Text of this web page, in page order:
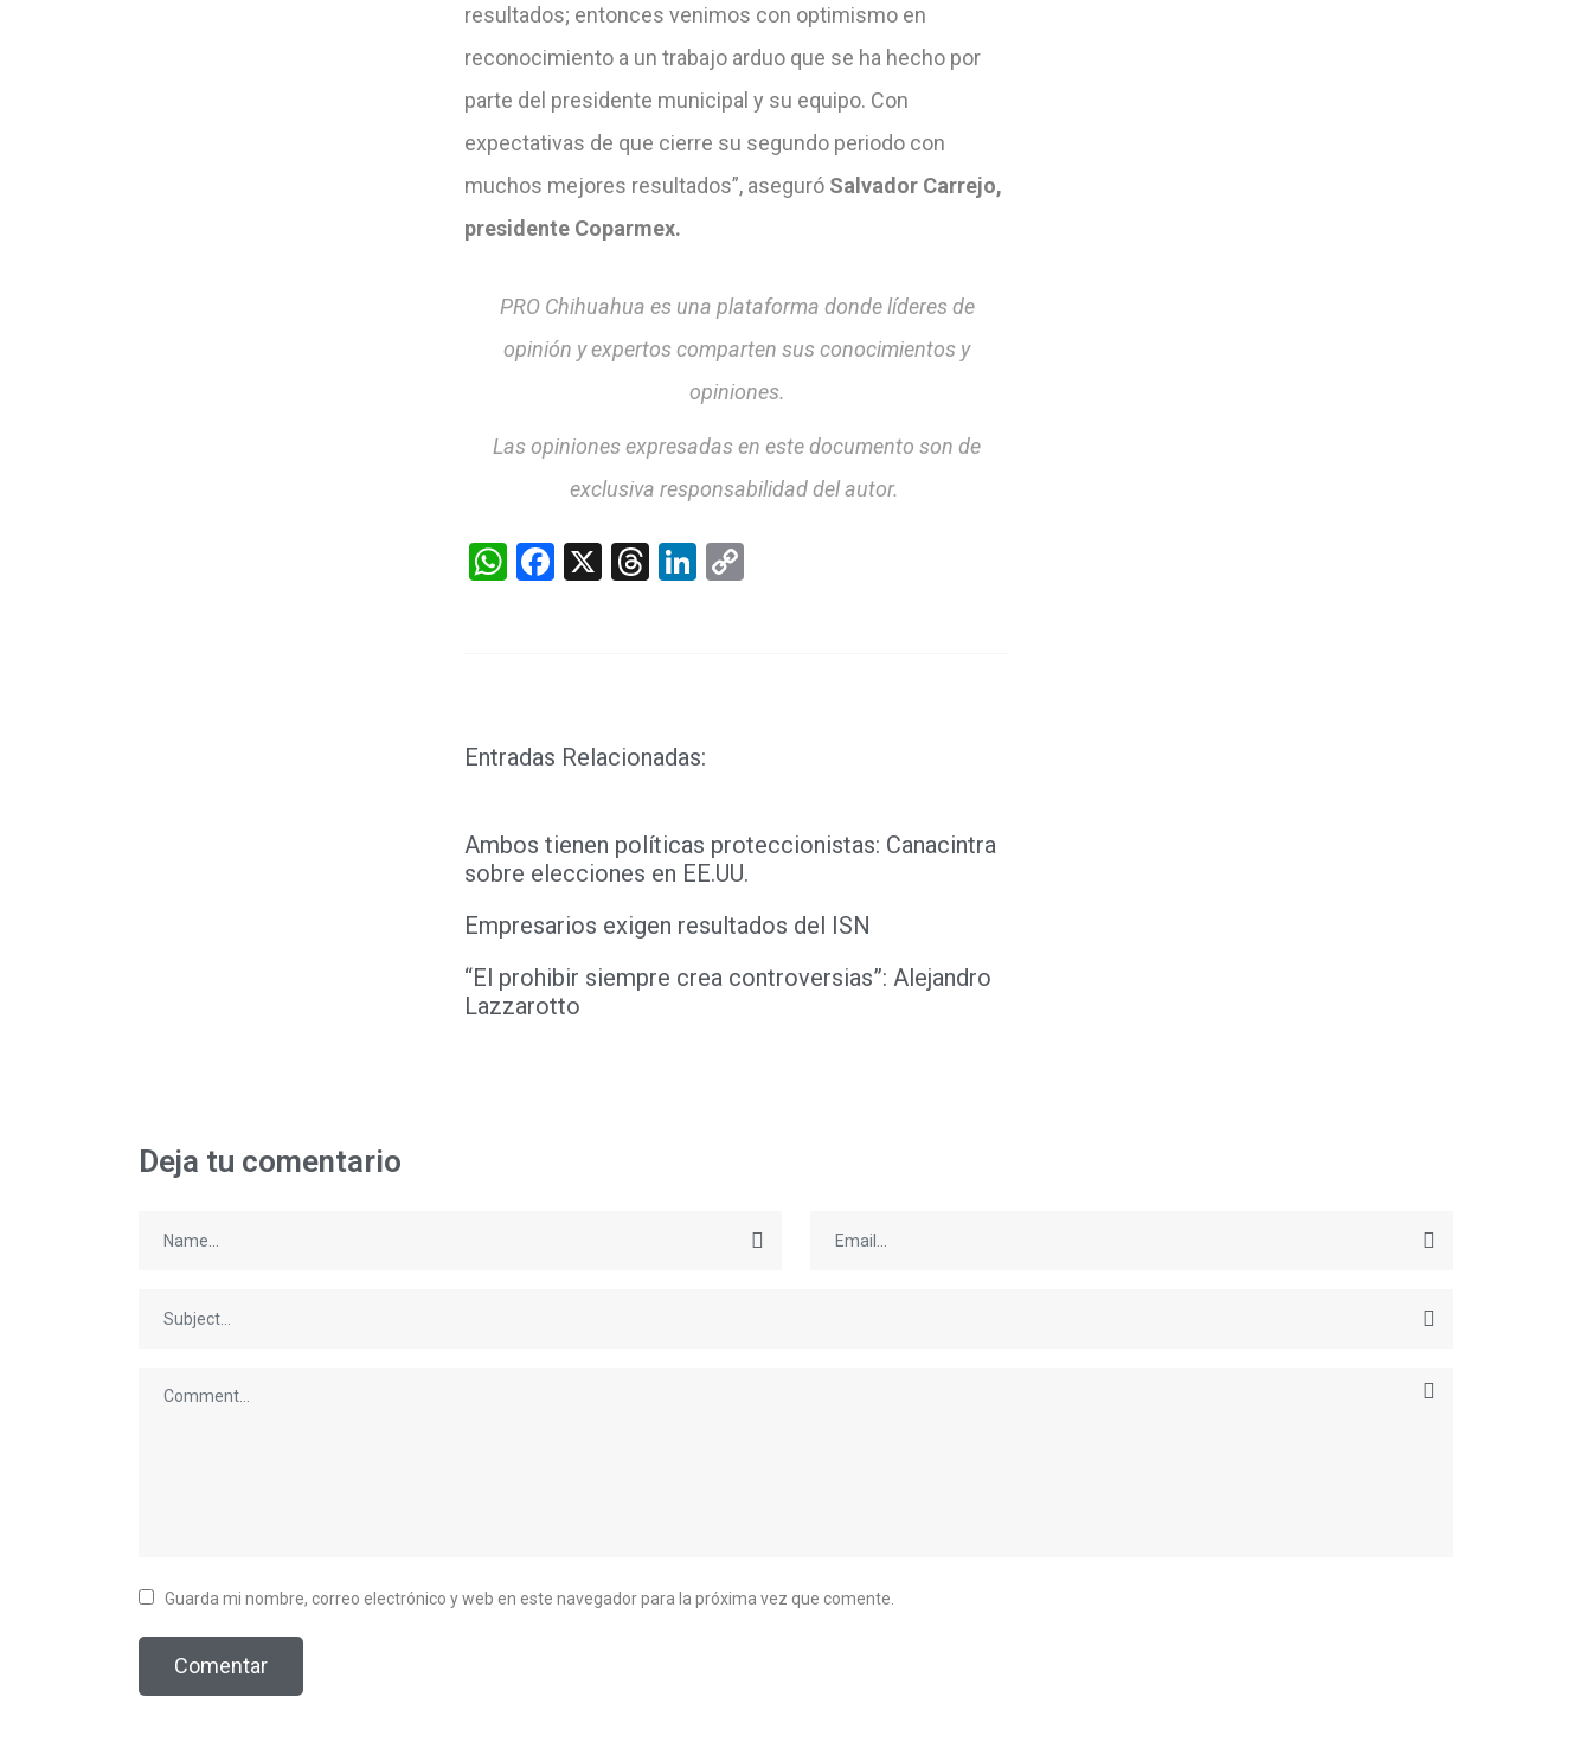
resultados; entonces venimos con optimismo en
reconocimiento a un trabajo arduo que se ha hecho por
parte del presidente municipal y su equipo. Con
expectativas de que cierre su segundo periodo con
muchos mejores resultados”, aseguró Salvador Carrejo,
presidente Coparmex.
PRO Chihuahua es una plataforma donde líderes de
opinión y expertos comparten sus conocimientos y
opiniones.
Las opiniones expresadas en este documento son de
exclusiva responsabilidad del autor.
WhatsApp
Facebook
X Threads
LinkedIn
Entradas Relacionadas:
Ambos tienen políticas proteccionistas: Canacintra
sobre elecciones en EE.UU.
Empresarios exigen resultados del ISN
“El prohibir siempre crea controversias”: Alejandro
Lazzarotto
Deja tu comentario
Guarda mi nombre, correo electrónico y web en este navegador para la próxima vez que comente.